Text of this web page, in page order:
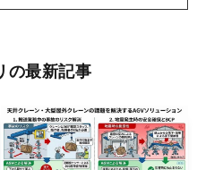
の最新記事